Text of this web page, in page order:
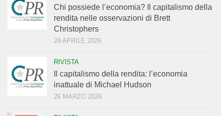
Chi possiede l’economia? Il capitalismo della
rendita nelle osservazioni di Brett
Christophers
29 APRILE 2026
RIVISTA
Il capitalismo della rendita: l’economia
inattuale di Michael Hudson
26 MARZO 2026